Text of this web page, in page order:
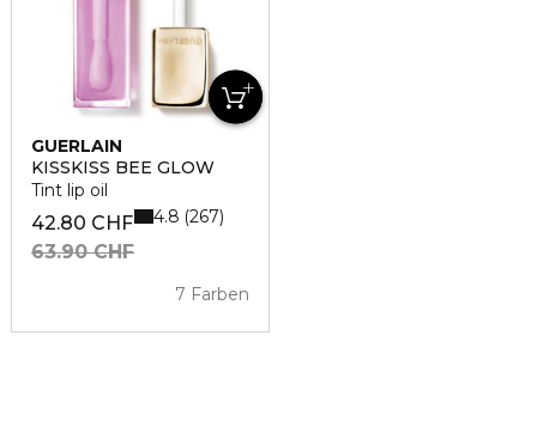
GUERLAIN
KISSKISS BEE GLOW
Tint lip oil
42.80 CHF
63.90 CHF
7 Farben
4.8 267